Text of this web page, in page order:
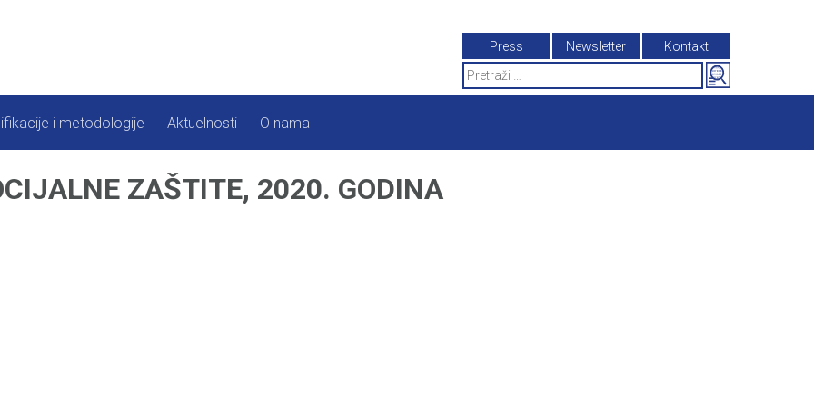
Press Newsletter
Kontakt
Search
for:
i metodologije Aktuelnosti O nama
ZAŠTITE, 2020. GODINA